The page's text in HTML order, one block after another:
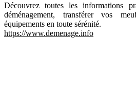
Découvrez toutes les informations
déménagement, transférer vos
équipements en toute sérénité.
https://www.demenage.info